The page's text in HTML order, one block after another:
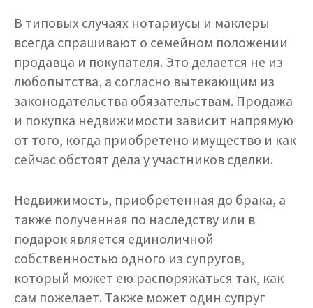
В типовых случаях нотариусы и маклеры
всегда спрашивают о семейном положении
продавца и покупателя. Это делается не из
любопытства, а согласно вытекающим из
законодательства обязательствам. Продажа
и покупка недвижимости зависит напрямую
от того, когда приобретено имущество и как
сейчас обстоят дела у участников сделки.
Недвижимость, приобретенная до брака, а
также полученная по наследству или в
подарок является единоличной
собственностью одного из супругов,
который может ею распоряжаться так, как
сам пожелает. Также может один супруг